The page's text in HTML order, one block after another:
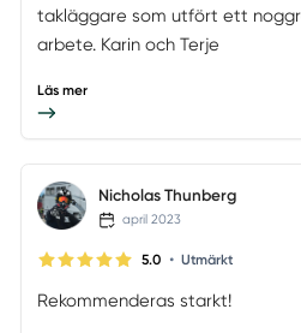
takläggare som utfört ett
arbete. Karin och Terje
Läs mer
Nicholas Thunberg
april 2023
5.0 • Utmärkt
Rekommenderas starkt!